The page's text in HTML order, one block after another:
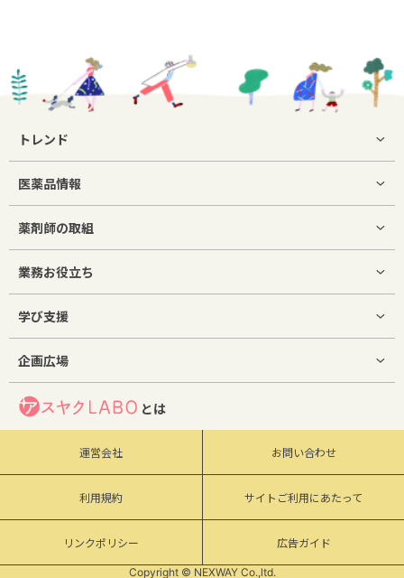
トレンド
医薬品情報
薬剤師の取組
業務お役立ち
学び支援
企画広場
とは
運営会社 お問い合わせ
利用規約 サイトご利用にあたって
リンクポリシー 広告ガイド
Copyright © NEXWAY Co.,ltd.